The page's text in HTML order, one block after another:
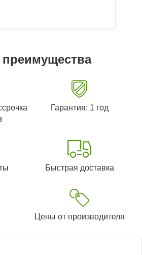
Гарантия: 1 год
Быстрая доставка
Цены от производителя